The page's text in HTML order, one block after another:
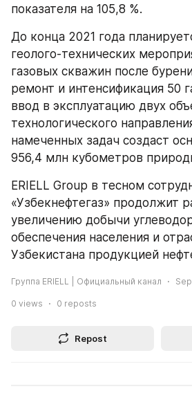
показателя на 105,8 %.
До конца 2021 года
геолого-технических
газовых скважин после
ремонт и интенсификация 50
ввод в эксплуатацию двух
технологического
намеченных задач создаст
956,4 млн кубометров
ERIELL Group в тесном
«Узбекнефтегаз» продолжит
увеличению добычи
обеспечения населения и
Узбекистана продукцией
Группа ERIELL | Официальный канал
0 views 0 reposts
Repost